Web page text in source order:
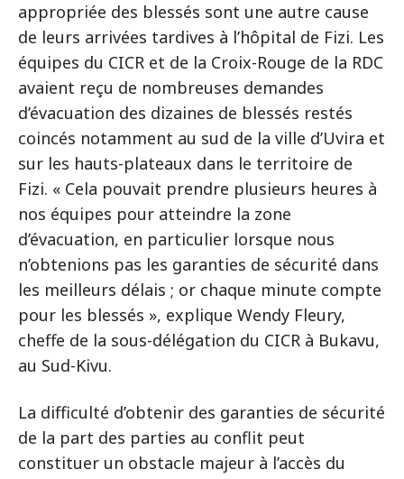
appropriée des blessés sont une autre cause
de leurs arrivées tardives à l’hôpital de Fizi. Les
équipes du CICR et de la Croix-Rouge de la RDC
avaient reçu de nombreuses demandes
d’évacuation des dizaines de blessés restés
coincés notamment au sud de la ville d’Uvira et
sur les hauts-plateaux dans le territoire de
Fizi. « Cela pouvait prendre plusieurs heures à
nos équipes pour atteindre la zone
d’évacuation, en particulier lorsque nous
n’obtenions pas les garanties de sécurité dans
les meilleurs délais ; or chaque minute compte
pour les blessés », explique Wendy Fleury,
cheffe de la sous-délégation du CICR à Bukavu,
au Sud-Kivu.
La difficulté d’obtenir des garanties de sécurité
de la part des parties au conflit peut
constituer un obstacle majeur à l’accès du